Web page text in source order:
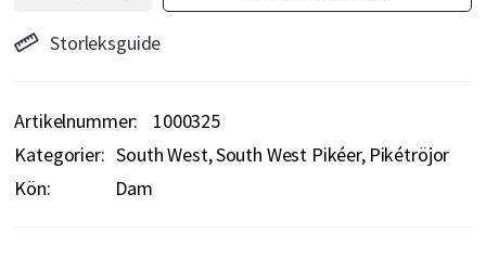
Storleksguide
Artikelnummer
1000325
Kategorier: South West South West Pikéer Pikétröjor
Kön:
Dam